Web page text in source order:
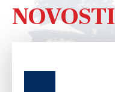
NOVOSTI